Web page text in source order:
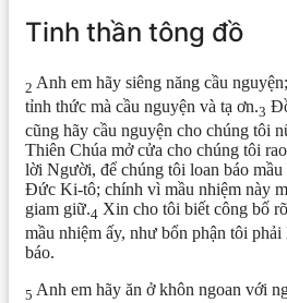
Tinh thần tông đồ
2 Anh em hãy siêng năng cầu
tỉnh thức mà cầu nguyện và tạ ơn.3
cũng hãy cầu nguyện cho chúng tôi
Thiên Chúa mở cửa cho chúng tôi
lời Người, để chúng tôi loan báo mầu
Đức Ki-tô; chính vì mầu nhiệm này
giam giữ.4 Xin cho tôi biết công bố
mầu nhiệm ấy, như bổn phận tôi phải
báo.
5 Anh em hãy ăn ở khôn ngoan với